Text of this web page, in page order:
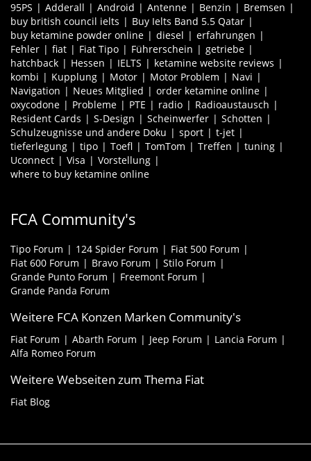
95PS Adderall Android Antenne Benzin
Bremsen
buy british council ielts
Buy Ielts Band 5.5 Qatar
buy ketamine powder online
diesel
erfahrungen
Fehler
fiat Fiat Tipo Führerschein
getriebe
hatchback
Hessen IELTS
ketamine website reviews
kombi
Kupplung Motor Motor Problem
Navi
Navigation
Neues Mitglied
order ketamine online
oxycodone
Probleme PTE radio
Radioaustausch
Resident Cards
S-Design Scheinwerfer
Schotten
Schulzeugnisse und andere Doku
sport
t-jet
tieferlegung
tipo Toefl TomTom Treffen
tuning
Uconnect
Visa
Vorstellung
where to buy ketamine online
FCA Community's
Tipo Forum 124 Spider Forum
Fiat 500 Forum
Fiat 600 Forum
Bravo Forum
Stilo Forum
Grande Punto Forum
Freemont Forum
Grande Panda Forum
Weitere FCA Konzen Marken Community's
Fiat Forum Abarth Forum Jeep Forum
Lancia Forum
Alfa Romeo Forum
Weitere Webseiten zum Thema Fiat
Fiat Blog